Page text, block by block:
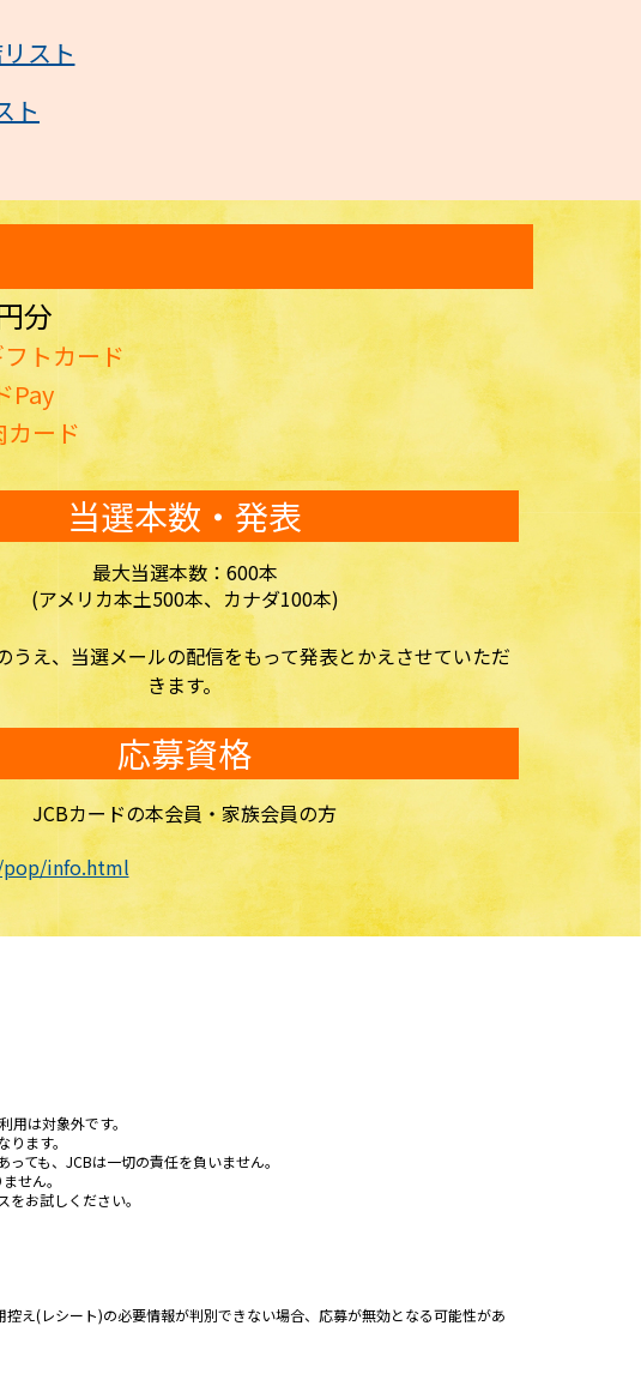
スト
ト
分
トカード
Pay
ード
当選本数・発表
最大当選本数：600本
(アメリカ本土500本、カナダ100本)
え、当選メールの配信をもって発表とかえさせていただ
きます。
応募資格
JCBカードの本会員・家族会員の方
info.html
は対象外です。
ます。
ても、JCBは一切の責任を負いません。
せん。
お試しください。
え(レシート)の必要情報が判別できない場合、応募が無効となる可能性があ